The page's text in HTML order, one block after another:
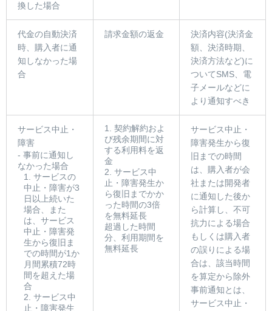
換した場合
代金の自動決済
時、購入者に通
知しなかった場
合
請求金額の返金
決済内容(決済金
額、決済時期、
決済方法など)に
ついてSMS、電
子メールなどに
より通知すべき
サービス中止・
障害
- 事前に通知し
なかった場合
1. サービスの
中止・障害が3
日以上続いた
場合、また
は、サービス
中止・障害発
生から復旧ま
での時間が1か
月間累積72時
間を超えた場
合
2. サービス中
止・障害発生
1. 契約解約およ
び残余期間に対
する利用料を返
金
2. サービス中
止・障害発生か
ら復旧までかか
った時間の3倍
を無料延長
超過した時間
分、利用期間を
無料延長
サービス中止・
障害発生から復
旧までの時間
は、購入者が会
社または開発者
に通知した後か
ら計算し、不可
抗力による場合
もしくは購入者
の誤りによる場
合は、該当時間
を算定から除外
事前通知とは、
サービス中止・